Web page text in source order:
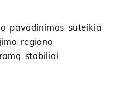
pavadinimas suteikia
regiono
stabiliai